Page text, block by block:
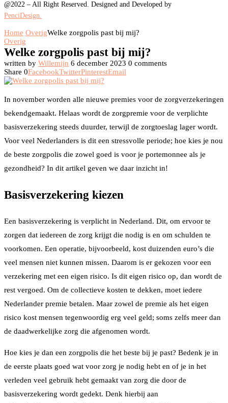
@2022 – All Right Reserved. Designed and Developed by
PenciDesign.
Home OverigWelke zorgpolis past bij mij?
Overig
Welke zorgpolis past bij mij?
written by Willemijn 6 december 2023 0 comments
Share 0FacebookTwitterPinterestEmail
In november worden alle nieuwe premies voor de zorgverzekeringen
bekendgemaakt. Helaas wordt de zorgpremie voor de verplichte
basisverzekering steeds duurder, terwijl de zorgtoeslag lager wordt.
Voor veel Nederlanders is dit een stressvolle periode; hoe kies je nou
de beste zorgpolis die zowel goed is voor je portemonnee als je
gezondheid? In dit artikel geven we daar inzicht in!
Basisverzekering kiezen
Een basisverzekering is verplicht in Nederland. Dit, om ervoor te
zorgen dat iedereen de zorg krijgt die nodig is en om schulden te
voorkomen. Een operatie, bijvoorbeeld, kost duizenden euro’s die
veel mensen niet kunnen missen. Daarom is er gekozen voor een
verzekering met een eigen risico. Is dit eigen risico op, dan wordt de
rest vergoed. Om de collectieve kosten te dekken, moet iedere
Nederlander premie betalen. Maar zowel de premie als het eigen
risico kost mensen tegenwoordig erg veel geld; soms zelfs meer dan
de daadwerkelijke zorg die afgenomen wordt.
Hoe kies je dan een zorgpolis die het beste bij je past? Bedenk je in
de eerste plaats goed wat voor zorg je nodig hebt en of je in het
verleden veel gebruik hebt gemaakt van zorg die door de
basisverzekering wordt gedekt. Denk hierbij aan